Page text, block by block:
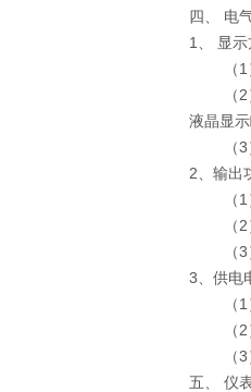
四、 电
1、 显示
（1）
（2）
液晶显示
（3）
2、输出
（1）
（2）
（3）
3、供电
（1）
（2）
（3）
五、 仪